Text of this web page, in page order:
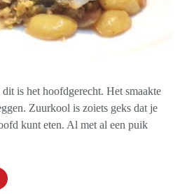
is het hoofdgerecht. Het smaakte
Zuurkool is zoiets geks dat je
kunt eten. Al met al een puik